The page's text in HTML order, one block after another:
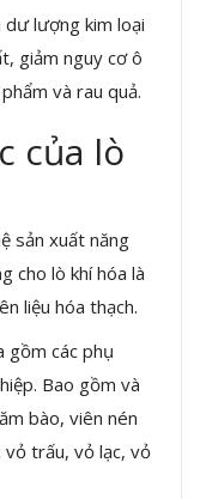
dư lượng kim loại
giảm nguy cơ ô
và rau quả.
của lò
sản xuất năng
cho lò khí hóa là
liệu hóa thạch.
gồm các phụ
Bao gồm và
bào, viên nén
vỏ trấu, vỏ lạc, vỏ